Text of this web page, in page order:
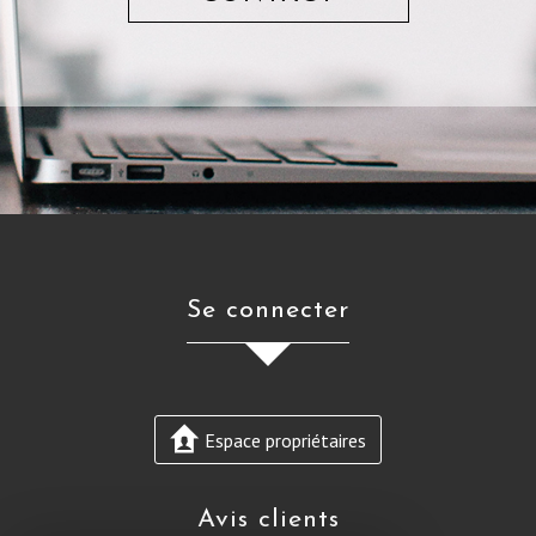
se connecter
Espace propriétaires
avis clients